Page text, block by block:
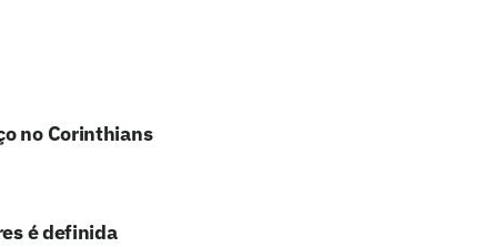
no Corinthians
é definida